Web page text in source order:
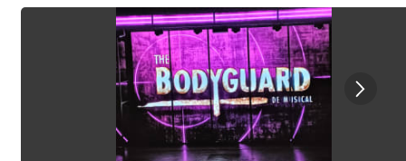
grof taalgebruik en/of onwaarheden worden niet geplaatst.
Het kan enkele weken duren voordat een review wordt